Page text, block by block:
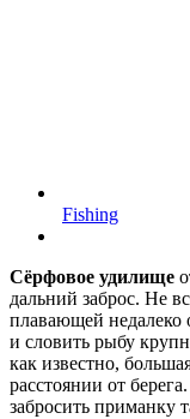
Fishing
Сёрфовое удилище
дальний заброс. Не
плавающей недалеко
и словить рыбу
как известно,
расстоянии от
забросить приманку